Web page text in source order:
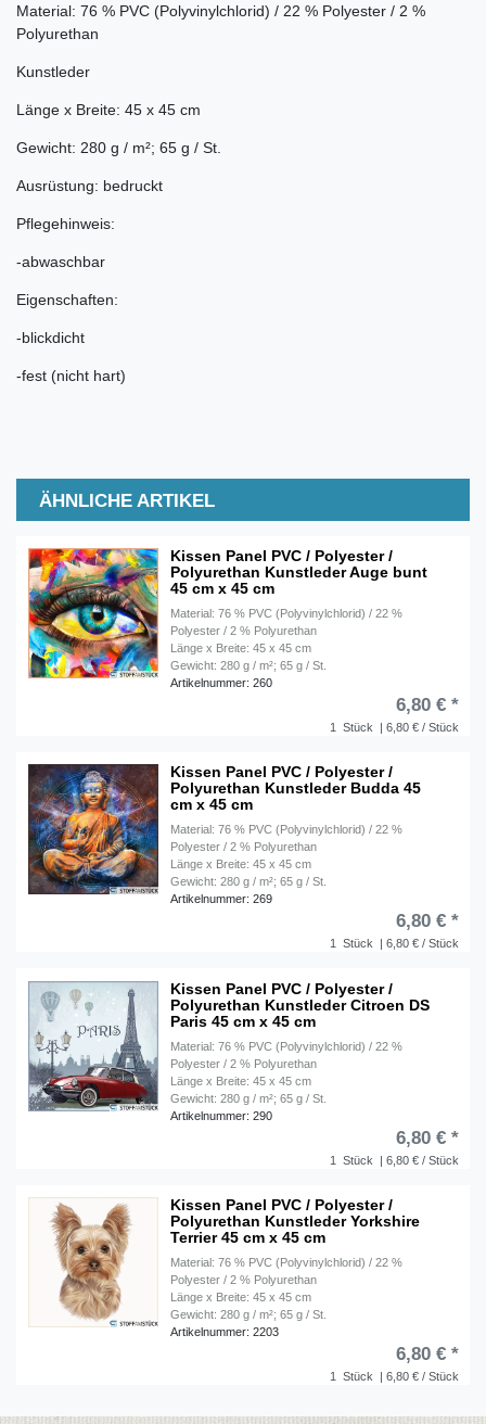
Material: 76 % PVC (Polyvinylchlorid) / 22 % Polyester / 2 %
Polyurethan
Kunstleder
Länge x Breite: 45 x 45 cm
Gewicht: 280 g / m²; 65 g / St.
Ausrüstung: bedruckt
Pflegehinweis:
-abwaschbar
Eigenschaften:
-blickdicht
-fest (nicht hart)
ÄHNLICHE ARTIKEL
Kissen Panel PVC / Polyester /
Polyurethan Kunstleder Auge bunt
45 cm x 45 cm
Material: 76 % PVC (Polyvinylchlorid) / 22 %
Polyester / 2 % Polyurethan
Länge x Breite: 45 x 45 cm
Gewicht: 280 g / m²; 65 g / St.
Artikelnummer: 260
1 Stück | 6,80 € / Stück
6,80 € *
Kissen Panel PVC / Polyester /
Polyurethan Kunstleder Budda 45
cm x 45 cm
Material: 76 % PVC (Polyvinylchlorid) / 22 %
Polyester / 2 % Polyurethan
Länge x Breite: 45 x 45 cm
Gewicht: 280 g / m²; 65 g / St.
Artikelnummer: 269
1 Stück | 6,80 € / Stück
6,80 € *
Kissen Panel PVC / Polyester /
Polyurethan Kunstleder Citroen DS
Paris 45 cm x 45 cm
Material: 76 % PVC (Polyvinylchlorid) / 22 %
Polyester / 2 % Polyurethan
Länge x Breite: 45 x 45 cm
Gewicht: 280 g / m²; 65 g / St.
Artikelnummer: 290
1 Stück | 6,80 € / Stück
6,80 € *
Kissen Panel PVC / Polyester /
Polyurethan Kunstleder Yorkshire
Terrier 45 cm x 45 cm
Material: 76 % PVC (Polyvinylchlorid) / 22 %
Polyester / 2 % Polyurethan
Länge x Breite: 45 x 45 cm
Gewicht: 280 g / m²; 65 g / St.
Artikelnummer: 2203
1 Stück | 6,80 € / Stück
6,80 € *